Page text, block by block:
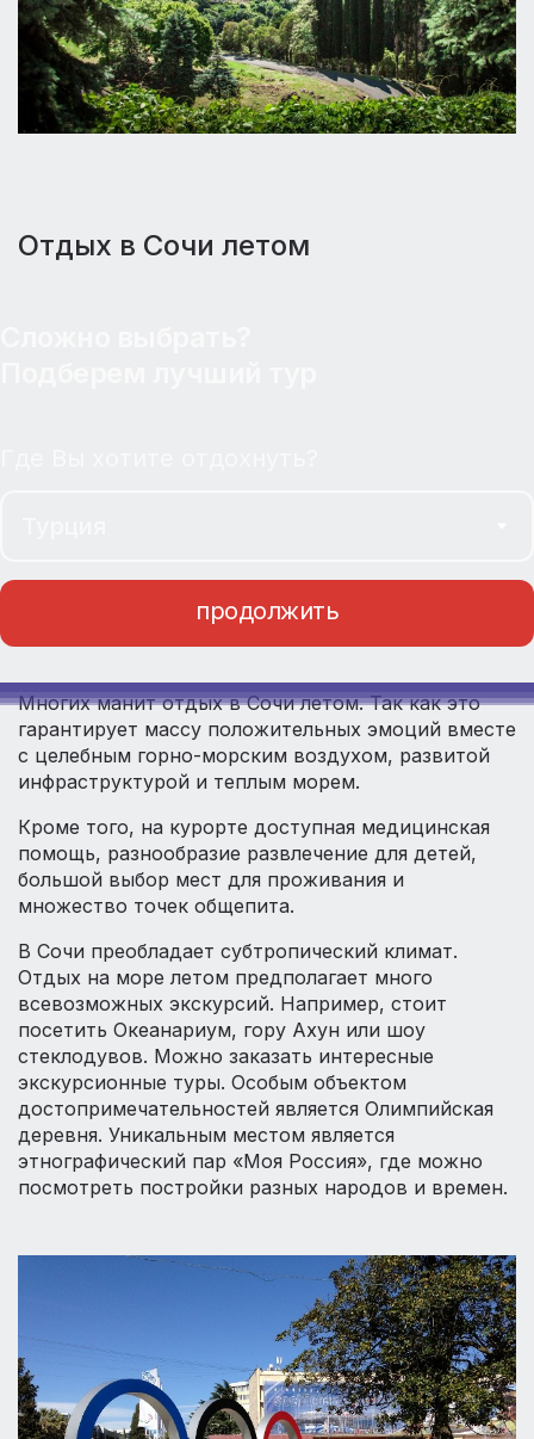
Отдых в Сочи летом
продолжить
Многих манит отдых в Сочи летом. Так как это
гарантирует массу положительных эмоций вместе
с целебным горно-морским воздухом, развитой
инфраструктурой и теплым морем.
Кроме того, на курорте доступная медицинская
помощь, разнообразие развлечение для детей,
большой выбор мест для проживания и
множество точек общепита.
В Сочи преобладает субтропический климат.
Отдых на море летом предполагает много
всевозможных экскурсий. Например, стоит
посетить Океанариум, гору Ахун или шоу
стеклодувов. Можно заказать интересные
экскурсионные туры. Особым объектом
достопримечательностей является Олимпийская
деревня. Уникальным местом является
этнографический пар «Моя Россия», где можно
посмотреть постройки разных народов и времен.